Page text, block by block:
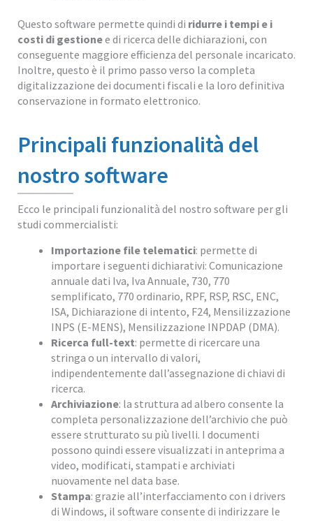
Questo software permette quindi di ridurre i tempi e i
costi di gestionee di ricerca delle dichiarazioni, con
conseguente maggiore efficienza del personale incaricato.
Inoltre, questo è il primo passo verso la completa
digitalizzazione dei documenti fiscali e la loro definitiva
conservazione in formato elettronico.
Principali funzionalità del
nostro software
Ecco le principali funzionalità del nostro software per gli
studi commercialisti:
Importazione file telematici: permette di
importare i seguenti dichiarativi: Comunicazione
annuale dati Iva, Iva Annuale, 730, 770
semplificato, 770 ordinario, RPF, RSP, RSC, ENC,
ISA, Dichiarazione di intento, F24, Mensilizzazione
INPS (E-MENS), Mensilizzazione INPDAP (DMA).
Ricerca full-text: permette di ricercare una
stringa o un intervallo di valori,
indipendentemente dall’assegnazione di chiavi di
ricerca.
Archiviazione: la struttura ad albero consente la
completa personalizzazione dell’archivio che può
essere strutturato su più livelli. I documenti
possono quindi essere visualizzati in anteprima a
video, modificati, stampati e archiviati
nuovamente nel data base.
Stampa: grazie all’interfacciamento con i drivers
di Windows, il software consente di indirizzare le